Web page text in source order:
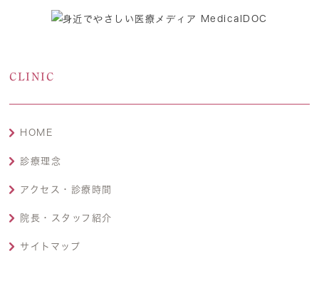
CLINIC
HOME
診療理念
アクセス・診療時間
院長・スタッフ紹介
サイトマップ